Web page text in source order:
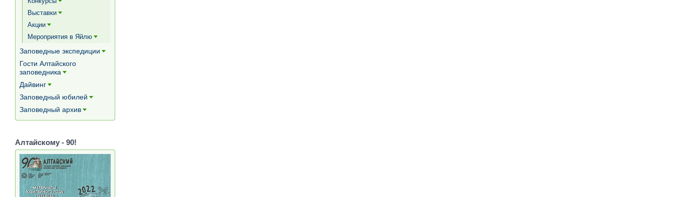
Выставки
Акции
Мероприятия в Яйлю
Заповедные экспедиции
Гости Алтайского
заповедника
Дайвинг
Заповедный юбилей
Заповедный архив
Алтайскому - 90!